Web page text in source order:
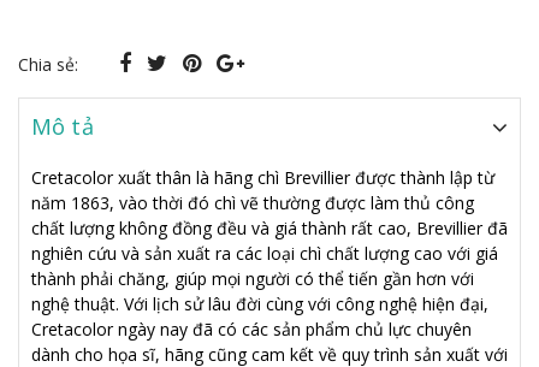
Chia sẻ:
Mô tả
Cretacolor xuất thân là hãng chì Brevillier được thành lập từ
năm 1863, vào thời đó chì vẽ thường được làm thủ công
chất lượng không đồng đều và giá thành rất cao, Brevillier đã
nghiên cứu và sản xuất ra các loại chì chất lượng cao với giá
thành phải chăng, giúp mọi người có thể tiến gần hơn với
nghệ thuật. Với lịch sử lâu đời cùng với công nghệ hiện đại,
Cretacolor ngày nay đã có các sản phẩm chủ lực chuyên
dành cho họa sĩ, hãng cũng cam kết về quy trình sản xuất với